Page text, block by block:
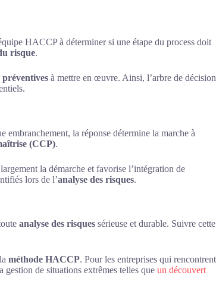
HACCP à déterminer si une étape du process doit
risque.
préventives à mettre en œuvre. Ainsi, l’arbre de décision
embranchement, la réponse détermine la marche à
(CCP).
la démarche et favorise l’intégration de
lors de l’analyse des risques.
analyse des risques sérieuse et durable. Suivre cette
méthode HACCP. Pour les entreprises qui rencontrent
gestion de situations extrêmes telles que un découvert